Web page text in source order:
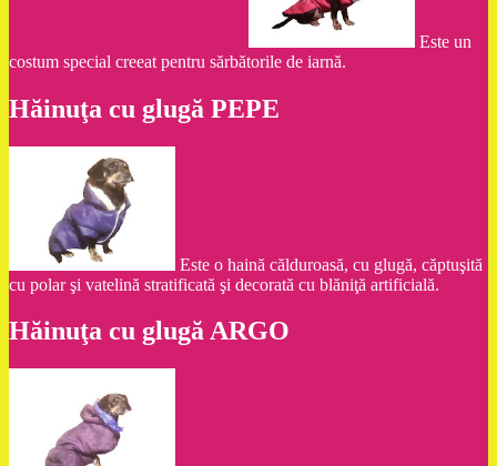
Este un
costum special creeat pentru sărbătorile de iarnă.
Hăinuţa cu glugă PEPE
Este o haină călduroasă, cu glugă, căptuşită
cu polar şi vatelină stratificată şi decorată cu blăniţă artificială.
Hăinuţa cu glugă ARGO